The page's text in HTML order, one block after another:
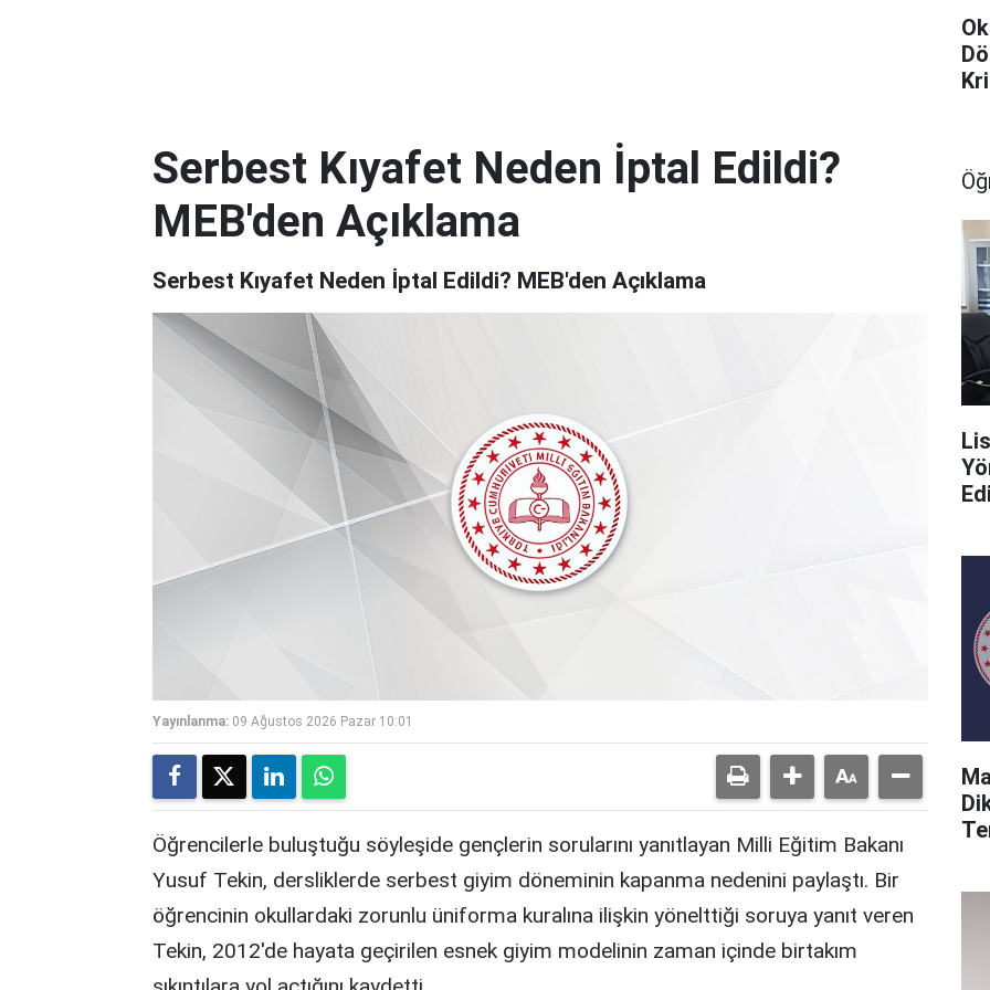
Serbest Kıyafet Neden İptal Edildi?
MEB'den Açıklama
Serbest Kıyafet Neden İptal Edildi? MEB'den Açıklama
Yayınlanma: 09 Ağustos 2026 Pazar 10:01
Öğrencilerle buluştuğu söyleşide gençlerin sorularını yanıtlayan Milli Eğitim Bakanı
Yusuf Tekin, dersliklerde serbest giyim döneminin kapanma nedenini paylaştı. Bir
öğrencinin okullardaki zorunlu üniforma kuralına ilişkin yönelttiği soruya yanıt veren
Tekin, 2012'de hayata geçirilen esnek giyim modelinin zaman içinde birtakım